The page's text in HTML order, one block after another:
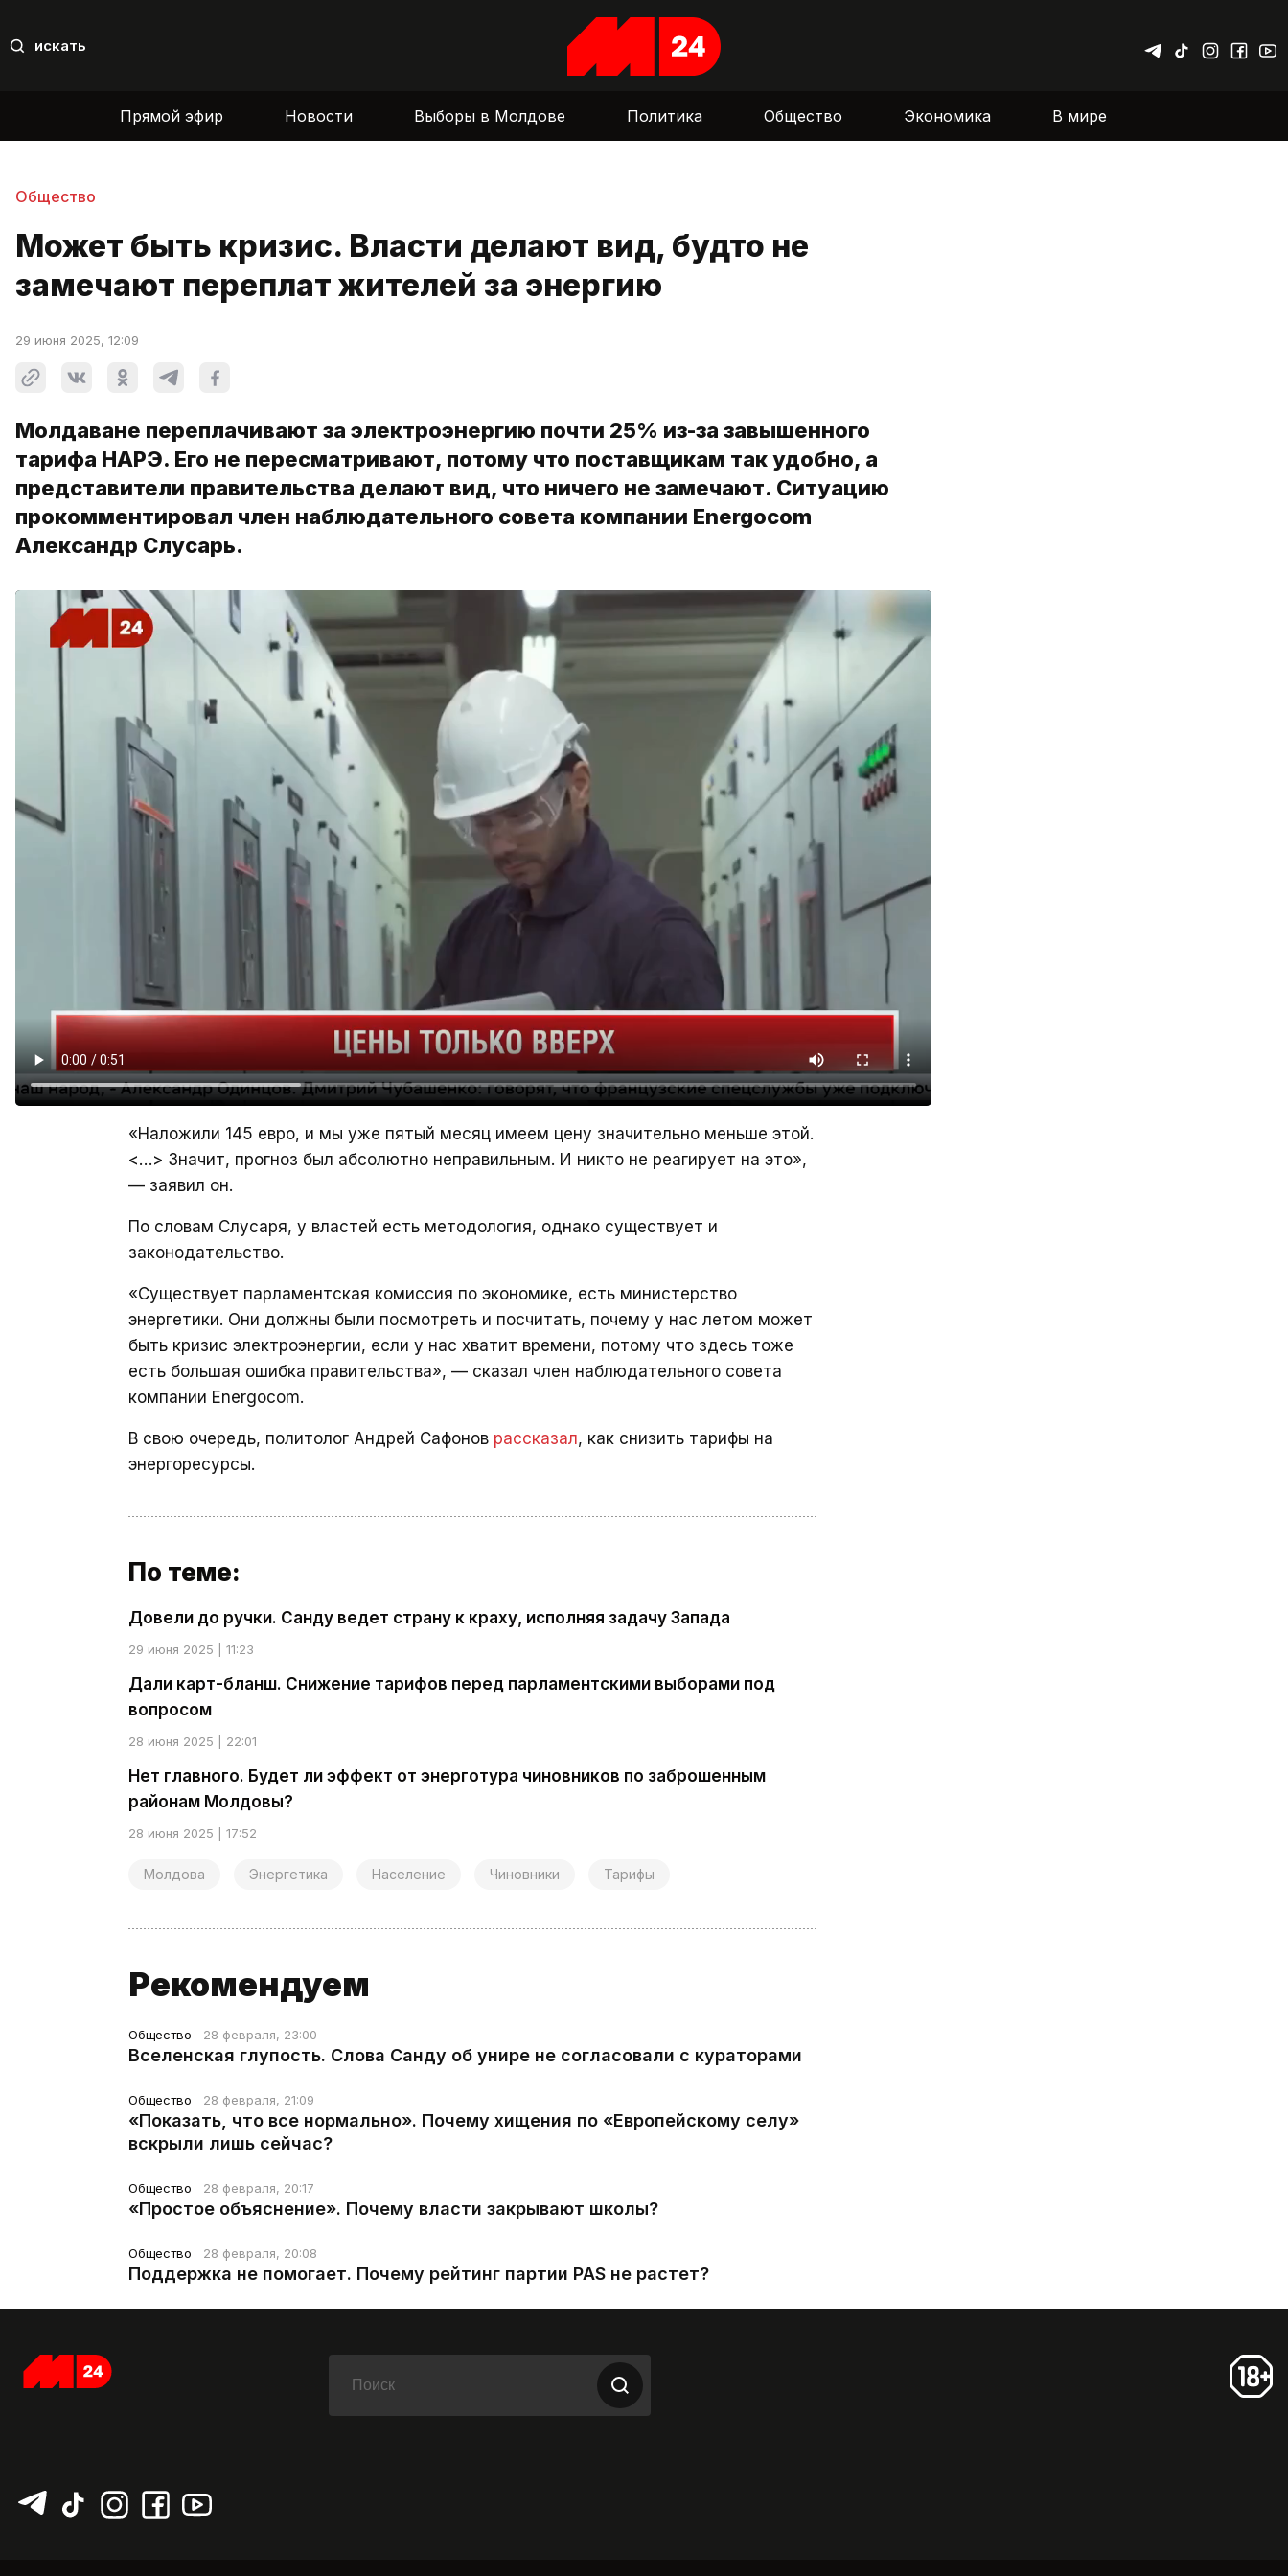
искать
Прямой эфир Новости Выборы в Молдове Политика Общество Экономика В мире
Общество
Может быть кризис. Власти делают вид, будто не
замечают переплат жителей за энергию
29 июня 2025, 12:09
Молдаване переплачивают за электроэнергию почти 25% из-за завышенного
тарифа НАРЭ. Его не пересматривают, потому что поставщикам так удобно, а
представители правительства делают вид, что ничего не замечают. Ситуацию
прокомментировал член наблюдательного совета компании Energocom
Александр Слусарь.
«Наложили 145 евро, и мы уже пятый месяц имеем цену значительно меньше этой.
<…> Значит, прогноз был абсолютно неправильным. И никто не реагирует на это»,
— заявил он.
По словам Слусаря, у властей есть методология, однако существует и
законодательство.
«Существует парламентская комиссия по экономике, есть министерство
энергетики. Они должны были посмотреть и посчитать, почему у нас летом может
быть кризис электроэнергии, если у нас хватит времени, потому что здесь тоже
есть большая ошибка правительства», — сказал член наблюдательного совета
компании Energocom.
В свою очередь, политолог Андрей Сафонов рассказал, как снизить тарифы на
энергоресурсы.
По теме:
Довели до ручки. Санду ведет страну к краху, исполняя задачу Запада
29 июня 2025 | 11:23
Дали карт-бланш. Снижение тарифов перед парламентскими выборами под
вопросом
28 июня 2025 | 22:01
Нет главного. Будет ли эффект от энерготура чиновников по заброшенным
районам Молдовы?
28 июня 2025 | 17:52
Молдова Энергетика Население Чиновники Тарифы
Рекомендуем
Общество 28 февраля, 23:00
Вселенская глупость. Слова Санду об унире не согласовали с кураторами
Общество 28 февраля, 21:09
«Показать, что все нормально». Почему хищения по «Европейскому селу»
вскрыли лишь сейчас?
Общество 28 февраля, 20:17
«Простое объяснение». Почему власти закрывают школы?
Общество 28 февраля, 20:08
Поддержка не помогает. Почему рейтинг партии PAS не растет?